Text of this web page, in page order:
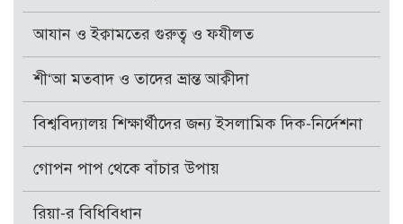
আযান ও ইক্বামতের গুরুত্ব ও ফযীলত
শী‘আ মতবাদ ও তাদের ভ্রান্ত আক্বীদা
বিশ্ববিদ্যালয় শিক্ষার্থীদের জন্য ইসলামিক দিক-নির্দেশনা
গোপন পাপ থেকে বাঁচার উপায়
রিয়া-র বিধিবিধান